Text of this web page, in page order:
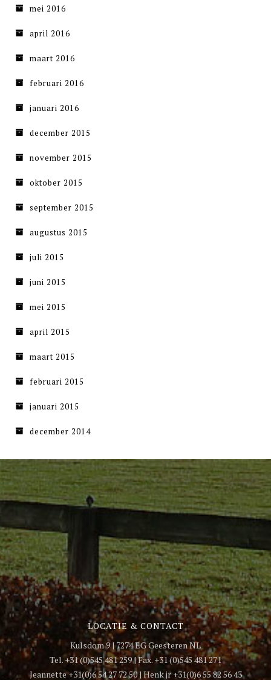
mei 2016
april 2016
maart 2016
februari 2016
januari 2016
december 2015
november 2015
oktober 2015
september 2015
augustus 2015
juli 2015
juni 2015
mei 2015
april 2015
maart 2015
februari 2015
januari 2015
december 2014
LOCATIE & CONTACT
Kulsdom 9 | 7274 EG Geesteren NL
Tel. +31 (0)545 481 259 | Fax. +31 (0)545 481 271
Jeannette +31(0)6 54 27 72 50 | Henk jr +31(0)6 55 82 56 43